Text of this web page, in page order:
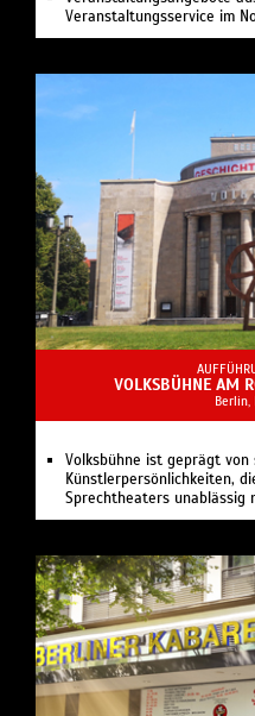
Veranstaltungsservice im
VOLKSBÜHNE AM
Berlin,
Volksbühne ist geprägt
Künstlerpersönlichkeiten,
Sprechtheaters unablässig